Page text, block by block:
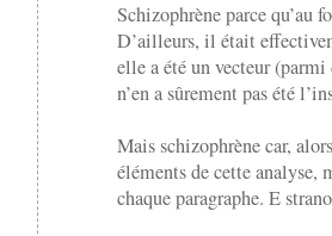
Schizophrène parce qu’au
D’ailleurs, il était
elle a été un vecteur (parmi
n’en a sûrement pas été
Mais schizophrène car,
éléments de cette
chaque paragraphe. E